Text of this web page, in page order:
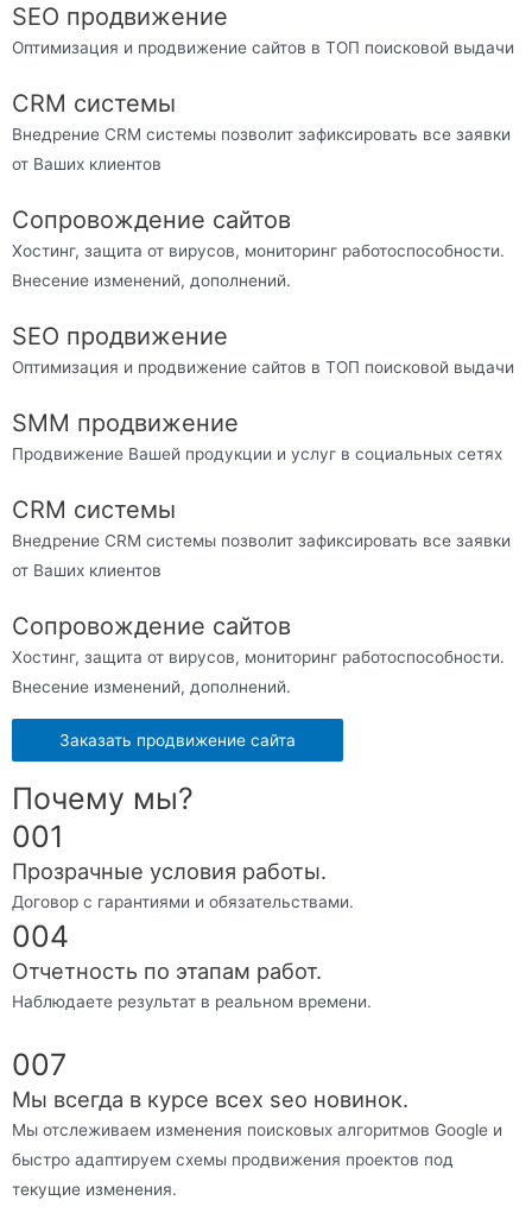
SEO продвижение
Оптимизация и продвижение сайтов в ТОП поисковой выдачи
CRM системы
Внедрение CRM системы позволит зафиксировать все заявки
от Ваших клиентов
Сопровождение сайтов
Хостинг, защита от вирусов, мониторинг работоспособности.
Внесение изменений, дополнений.
SEO продвижение
Оптимизация и продвижение сайтов в ТОП поисковой выдачи
SMM продвижение
Продвижение Вашей продукции и услуг в социальных сетях
CRM системы
Внедрение CRM системы позволит зафиксировать все заявки
от Ваших клиентов
Сопровождение сайтов
Хостинг, защита от вирусов, мониторинг работоспособности.
Внесение изменений, дополнений.
Заказать продвижение сайта
Почему мы?
001
Прозрачные условия работы.
Договор с гарантиями и обязательствами.
004
Отчетность по этапам работ.
Наблюдаете результат в реальном времени.
007
Мы всегда в курсе всех seo новинок.
Мы отслеживаем изменения поисковых алгоритмов Google и
быстро адаптируем схемы продвижения проектов под
текущие изменения.